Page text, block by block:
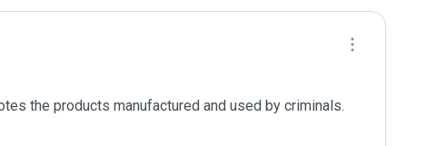
the products manufactured and used by criminals.